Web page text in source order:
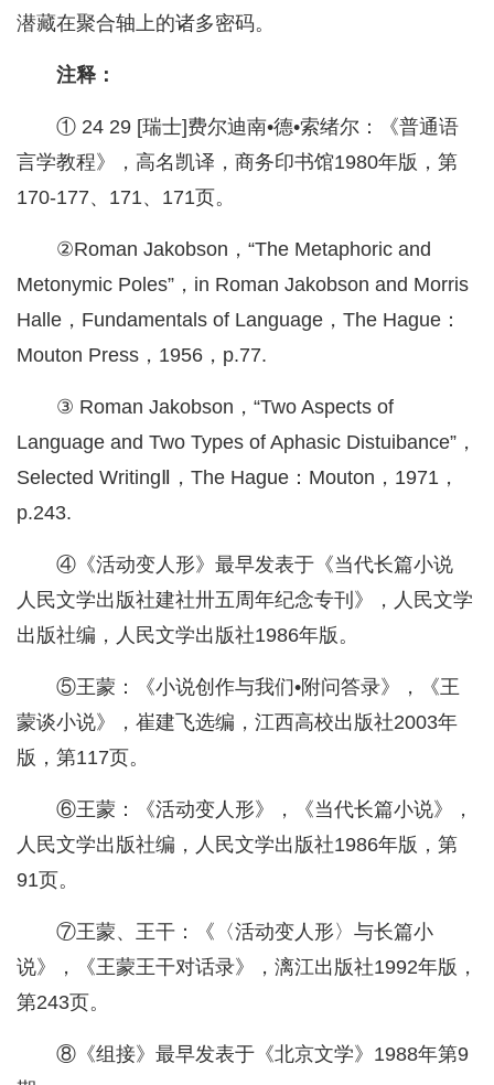
潜藏在聚合轴上的诸多密码。
注释：
① 24 29 [瑞士]费尔迪南•德•索绪尔：《普通语
言学教程》，高名凯译，商务印书馆1980年版，第
170-177、171、171页。
②Roman Jakobson，“The Metaphoric and
Metonymic Poles”，in Roman Jakobson and Morris
Halle，Fundamentals of Language，The Hague：
Mouton Press，1956，p.77.
③ Roman Jakobson，“Two Aspects of
Language and Two Types of Aphasic Distuibance”，
Selected WritingⅡ，The Hague：Mouton，1971，
p.243.
④《活动变人形》最早发表于《当代长篇小说
人民文学出版社建社卅五周年纪念专刊》，人民文学
出版社编，人民文学出版社1986年版。
⑤王蒙：《小说创作与我们•附问答录》，《王
蒙谈小说》，崔建飞选编，江西高校出版社2003年
版，第117页。
⑥王蒙：《活动变人形》，《当代长篇小说》，
人民文学出版社编，人民文学出版社1986年版，第
91页。
⑦王蒙、王干：《〈活动变人形〉与长篇小
说》，《王蒙王干对话录》，漓江出版社1992年版，
第243页。
⑧《组接》最早发表于《北京文学》1988年第9